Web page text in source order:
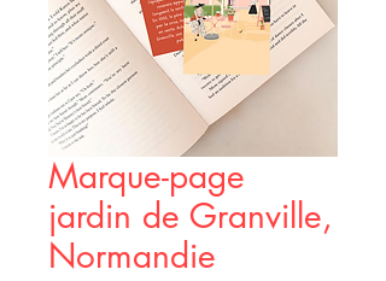
Marque-page
jardin de Granville,
Normandie